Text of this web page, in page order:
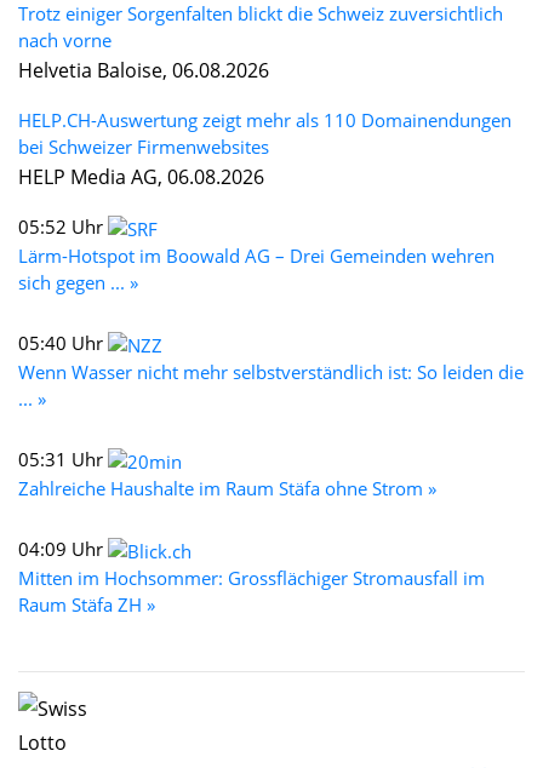
Trotz einiger Sorgenfalten blickt die Schweiz zuversichtlich
nach vorne
Helvetia Baloise, 06.08.2026
HELP.CH-Auswertung zeigt mehr als 110 Domainendungen
bei Schweizer Firmenwebsites
HELP Media AG, 06.08.2026
05:52 Uhr
Lärm-Hotspot im Boowald AG – Drei Gemeinden wehren
sich gegen ... »
05:40 Uhr
Wenn Wasser nicht mehr selbstverständlich ist: So leiden die
... »
05:31 Uhr
Zahlreiche Haushalte im Raum Stäfa ohne Strom »
04:09 Uhr
Mitten im Hochsommer: Grossflächiger Stromausfall im
Raum Stäfa ZH »